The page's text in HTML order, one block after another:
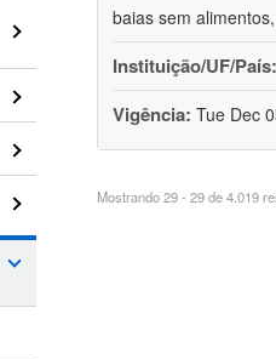
baias sem
Instituição/UF/País:
Vigência: Tue Dec
Mostrando 29 - 29 de 4.019